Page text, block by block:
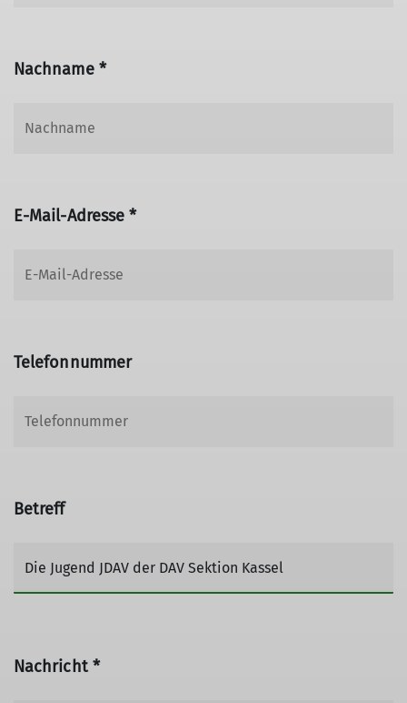
Nachname *
E-Mail-Adresse *
Telefonnummer
Betreff
Nachricht *